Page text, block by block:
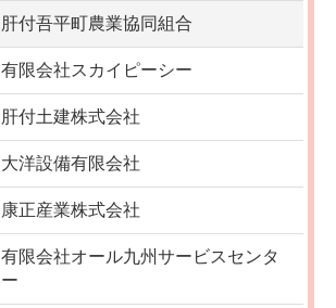
肝付吾平町農業協同組合
有限会社スカイピーシー
肝付土建株式会社
大洋設備有限会社
康正産業株式会社
有限会社オール九州サービスセンタ
ー